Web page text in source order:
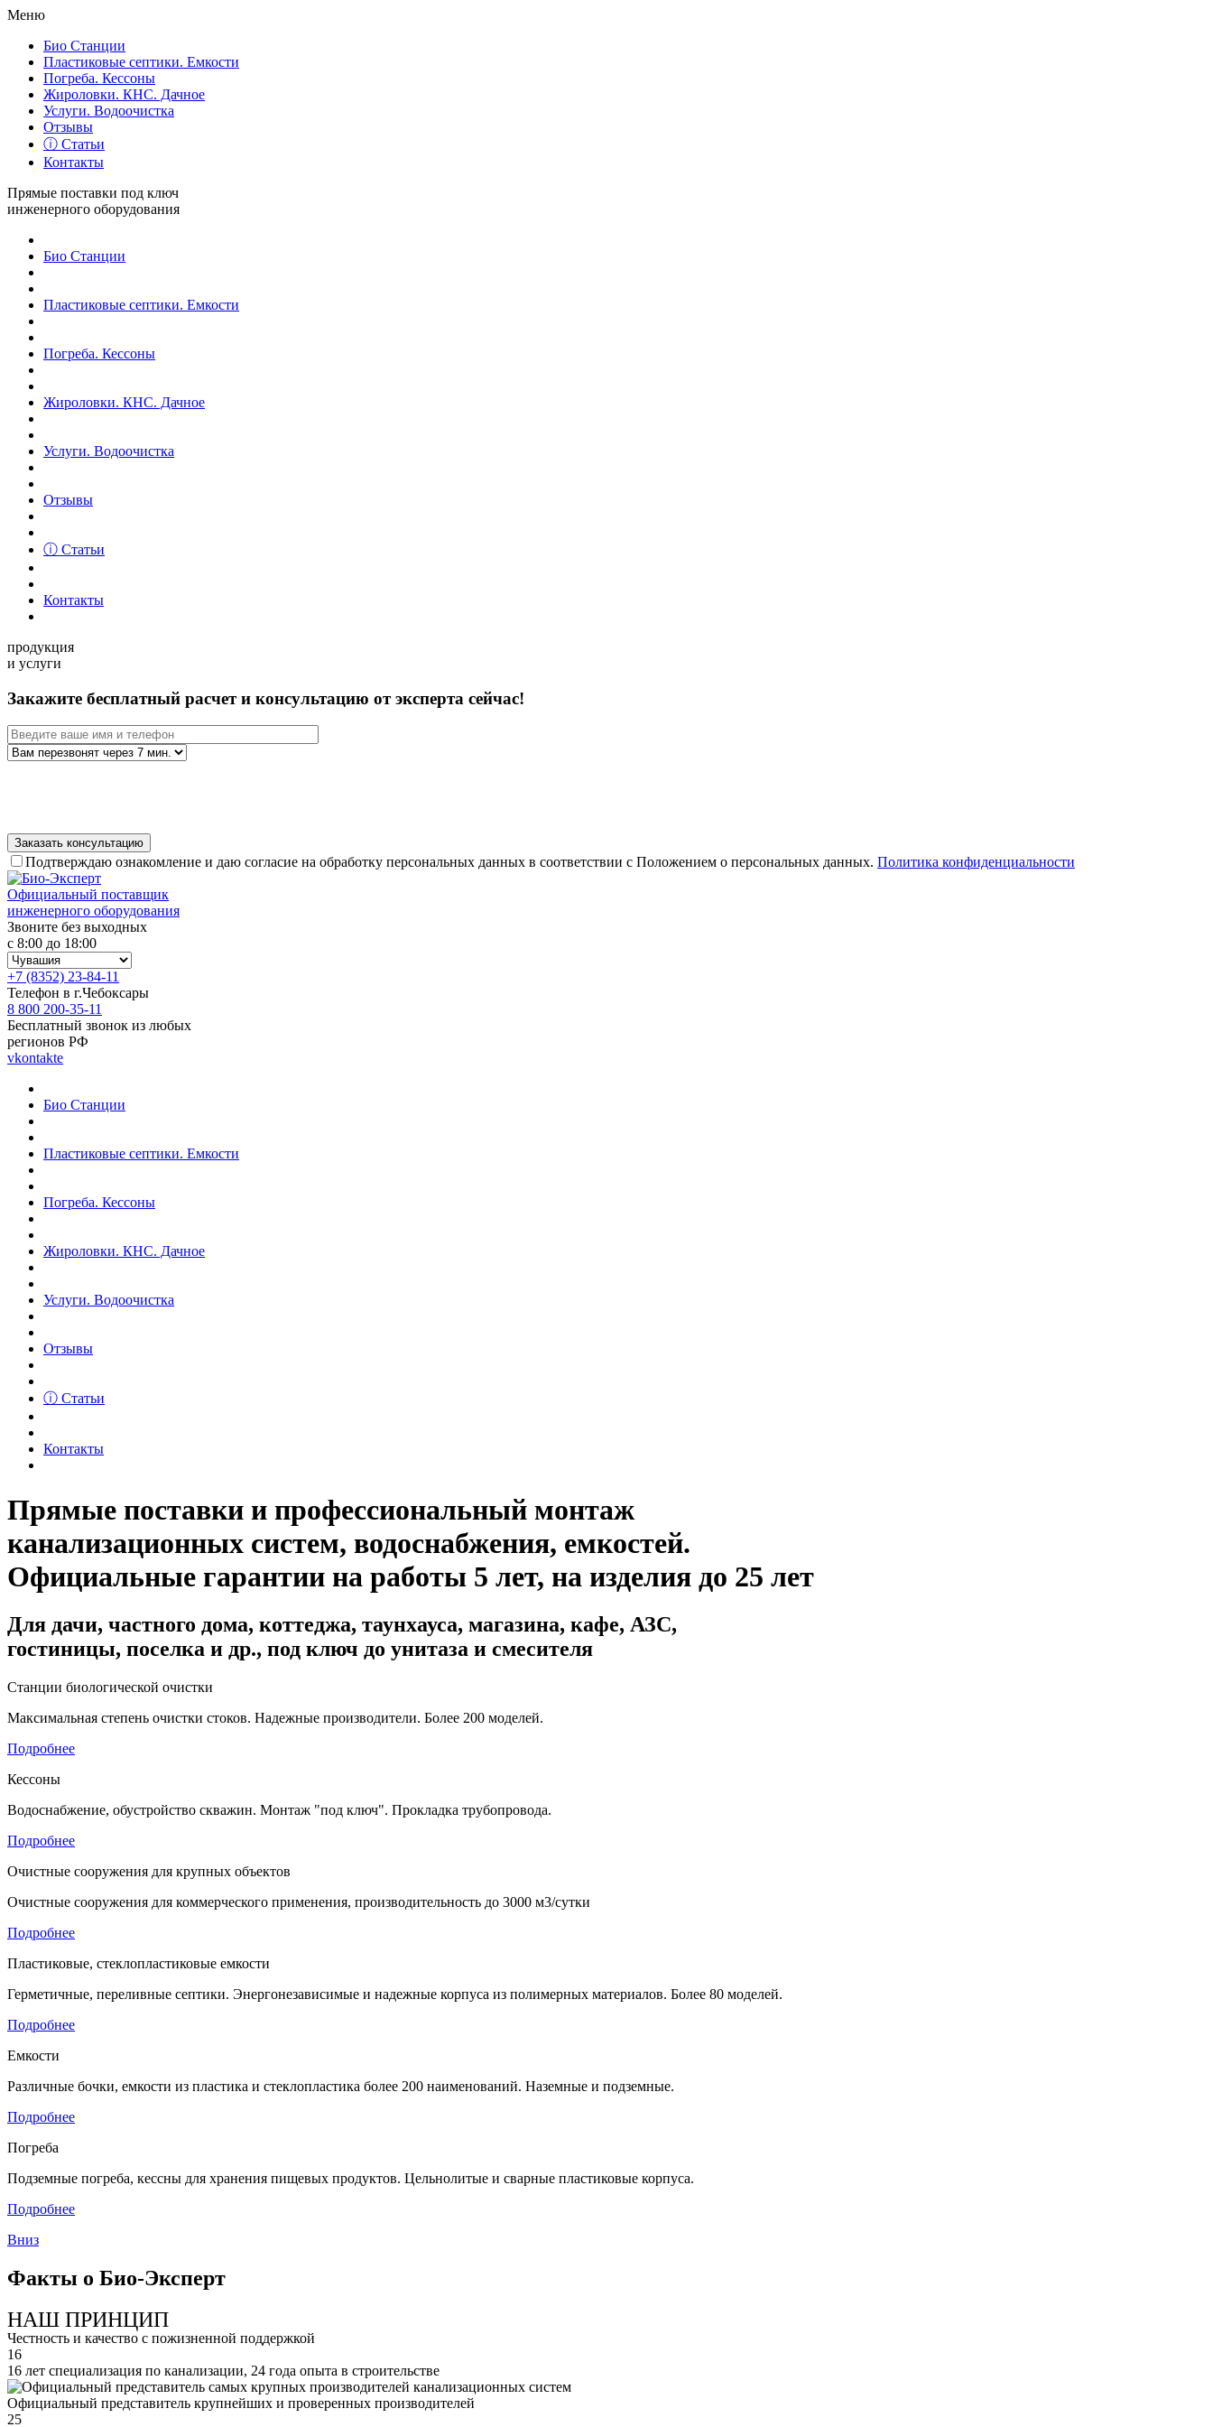
Меню
Био Станции
Пластиковые септики. Емкости
Погреба. Кессоны
Жироловки. КНС. Дачное
Услуги. Водоочистка
Отзывы
ⓘ Статьи
Контакты
Прямые поставки под ключ
инженерного оборудования
Био Станции
Пластиковые септики. Емкости
Погреба. Кессоны
Жироловки. КНС. Дачное
Услуги. Водоочистка
Отзывы
ⓘ Статьи
Контакты
продукция
и услуги
Закажите бесплатный расчет и консультацию от эксперта сейчас!
Подтверждаю ознакомление и даю согласие на обработку персональных данных в соответствии с Положением о персональных данных. Политика конфиденциальности
Официальный поставщик
инженерного оборудования
Звоните без выходных
с 8:00 до 18:00
+7 (8352) 23-84-11
Телефон в г.Чебоксары
8 800 200-35-11
Бесплатный звонок из любых
регионов РФ
vkontakte
Био Станции
Пластиковые септики. Емкости
Погреба. Кессоны
Жироловки. КНС. Дачное
Услуги. Водоочистка
Отзывы
ⓘ Статьи
Контакты
Прямые поставки и профессиональный монтаж
канализационных систем, водоснабжения, емкостей.
Официальные гарантии на работы 5 лет, на изделия до 25 лет
Для дачи, частного дома, коттеджа, таунхауса, магазина, кафе, АЗС,
гостиницы, поселка и др., под ключ до унитаза и смесителя
Станции биологической очистки
Максимальная степень очистки стоков. Надежные производители. Более 200 моделей.
Подробнее
Кессоны
Водоснабжение, обустройство скважин. Монтаж "под ключ". Прокладка трубопровода.
Подробнее
Очистные сооружения для крупных объектов
Очистные сооружения для коммерческого применения, производительность до 3000 м3/сутки
Подробнее
Пластиковые, стеклопластиковые емкости
Герметичные, переливные септики. Энергонезависимые и надежные корпуса из полимерных материалов. Более 80 моделей.
Подробнее
Емкости
Различные бочки, емкости из пластика и стеклопластика более 200 наименований. Наземные и подземные.
Подробнее
Погреба
Подземные погреба, кессны для хранения пищевых продуктов. Цельнолитые и сварные пластиковые корпуса.
Подробнее
Вниз
Факты о Био-Эксперт
НАШ ПРИНЦИП
Честность и качество с пожизненной поддержкой
16
16 лет специализация по канализации, 24 года опыта в строительстве
Официальный представитель крупнейших и проверенных производителей
25